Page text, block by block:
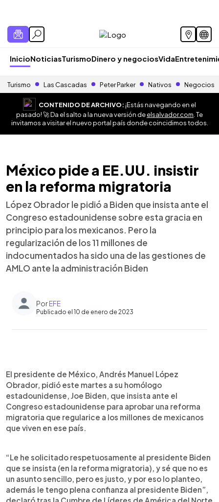
InicioNoticiasTurismoDinero y negociosVida
Turismo Las Cascadas Peter Parker Nativos Negocios
CONTENIDO DE ARCHIVO:¡Estás navegando en el
pasado! 🚀 Da el salto a la nueva versión deelsalvador.com . Te
invitamos a visitar el nuevo portal país donde coincidimos todos.
México pide a EE.UU. insistir
en la reforma migratoria
López Obrador le pidió a Biden que insista ante el
Congreso estadounidense sobre esta gracia en
principio para los mexicanos. Pero la
regularización de los 11 millones de
indocumentados ha sido una de las gestiones de
AMLO ante la administración Biden
PorEFE
Publicado el 10 de enero de 2023
► Escuchar artículo
El presidente de México, Andrés Manuel López
Obrador, pidió este martes a su homólogo
estadounidense, Joe Biden, que insista ante el
Congreso estadounidense para aprobar una reforma
migratoria que regularice a los millones de mexicanos
que viven en ese país.
“Le he solicitado respetuosamente al presidente Biden
que se insista (en la reforma migratoria), y sé que no es
un asunto sencillo, pero es justo, y por eso lo planteo,
además le tengo plena confianza al presidente Biden”,